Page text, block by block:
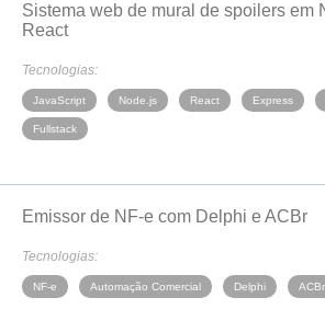
Sistema web de mural de spoilers em
React
Tecnologias:
JavaScript Node.js React Express
Fullstack
Emissor de NF-e com Delphi e ACBr
Tecnologias:
NF-e Automação Comercial Delphi ACBr